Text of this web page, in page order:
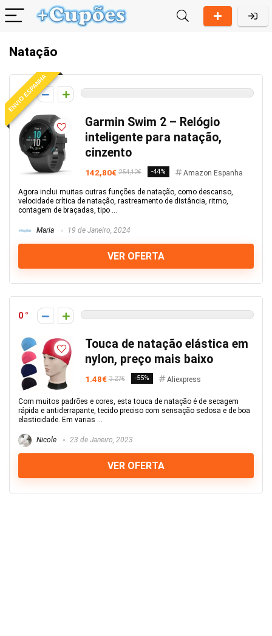
Natação
ENVIO ESPANHA
0
Garmin Swim 2 – Relógio
inteligente para natação,
cinzento
142,80€ 254,12€ -44% Amazon Espanha
Agora inclui muitas outras funções de natação, como descanso,
velocidade crítica de natação, rastreamento de distância, ritmo,
contagem de braçadas, tipo ...
Maria 19 de Janeiro, 2024
VER OFERTA
0
Touca de natação elástica em
nylon, preço mais baixo
1.48€ 3.27€ -55% Aliexpress
Com muitos padrões e cores, esta touca de natação é de secagem
rápida e antiderrapante, tecido preciso com sensação sedosa e de boa
elasticidade. Em varias ...
Nicole 23 de Janeiro, 2023
VER OFERTA